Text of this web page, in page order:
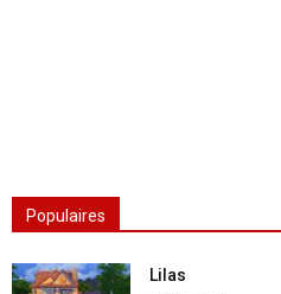
Populaires
Lilas